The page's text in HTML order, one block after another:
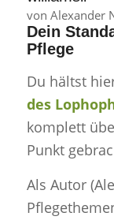
von Alexander
Dein
Pflege
Du hältst
des
komplett
Punkt
Als Autor